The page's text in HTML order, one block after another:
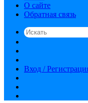
О сайте
Обратная связь
статья
Вход /